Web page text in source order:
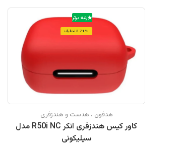
رتبه برتر
3.71% تخفیف
هدفون ، هدست و هندزفری
کاور کیس هندزفری انکر R50i NC مدل
سیلیکونی